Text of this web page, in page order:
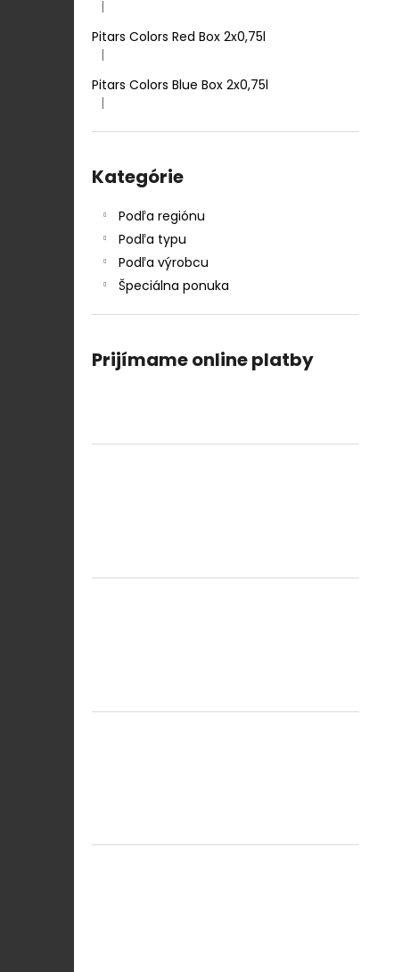
Hodnotenie produktu je 5 z 5 hviezdičiek.
|
Pitars Colors Red Box 2x0,75l
Hodnotenie produktu je 5 z 5 hviezdičiek.
|
Pitars Colors Blue Box 2x0,75l
Hodnotenie produktu je 5 z 5 hviezdičiek.
|
kategórie
Kategórie
Podľa regiónu
Podľa typu
Podľa výrobcu
Špeciálna ponuka
Prijímame online platby
TENUTA ULISSE PECORINO TERRE D
´ABRUZZO IGP 0,75 L
12,50 €